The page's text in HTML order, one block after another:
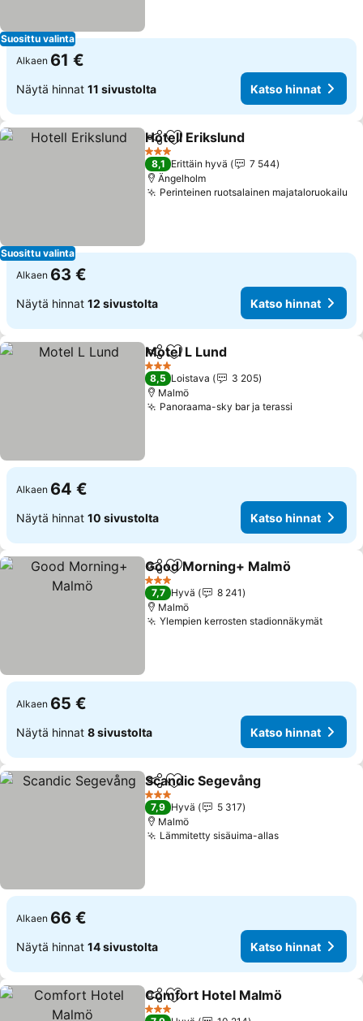
Suosittu valinta
Alkaen 61 €
Näytä hinnat 11 sivustolta Katso hinnat
Suosittu valinta
Jaa Lisää suosikkeihin
Hotell Erikslund
3 Tähtiluokitus
8,1 Erittäin hyvä
7 544
Ängelholm
Perinteinen ruotsalainen majataloruokailu
Alkaen 63 €
Näytä hinnat 12 sivustolta Katso hinnat
Jaa Lisää suosikkeihin
Motel L Lund
3 Tähtiluokitus
8,5 Loistava
3 205
Malmö
Panoraama-sky bar ja terassi
Alkaen 64 €
Näytä hinnat 10 sivustolta Katso hinnat
Jaa Lisää suosikkeihin
Good Morning+ Malmö
3 Tähtiluokitus
7,7 Hyvä
8 241
Malmö
Ylempien kerrosten stadionnäkymätKatso
Alkaen 65 €
Näytä hinnat 8 sivustolta Katso hinnat
Jaa Lisää suosikkeihin
Scandic Segevång
3 Tähtiluokitus
7,9 Hyvä
5 317
Malmö
Lämmitetty sisäuima-allasKatso hinnat
Alkaen 66 €
Näytä hinnat 14 sivustolta Katso hinnat
Jaa Lisää suosikkeihin
Comfort Hotel Malmö
3 Tähtiluokitus